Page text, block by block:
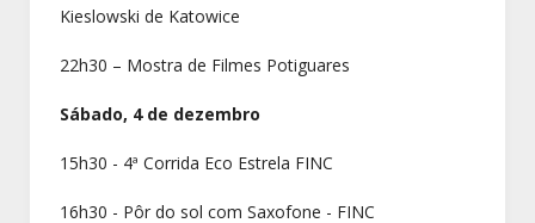
Kieslowski de Katowice
22h30 – Mostra de Filmes Potiguares
Sábado, 4 de dezembro
15h30 - 4ª Corrida Eco Estrela FINC
16h30 - Pôr do sol com Saxofone - FINC